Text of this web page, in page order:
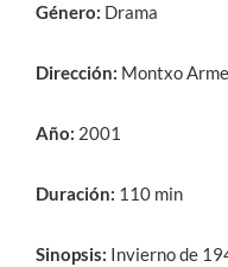
Género: Drama
Dirección: Montxo
Año: 2001
Duración: 110 min
Sinopsis: Invierno de